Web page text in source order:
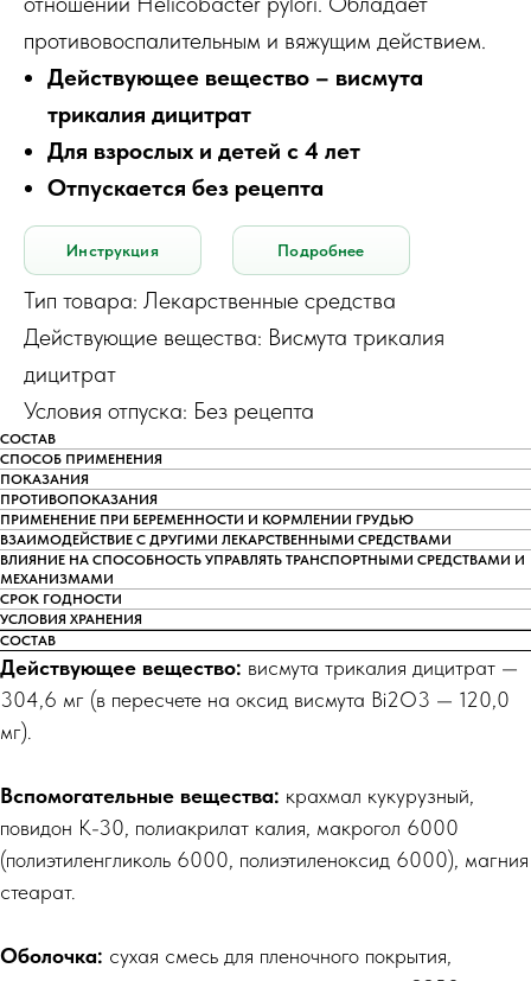
противовоспалительным и вяжущим действием.
Действующее вещество – висмута
трикалия дицитрат
Для взрослых и детей с 4 лет
Отпускается без рецепта
Инструкция Подробнее
Тип товара: Лекарственные средства
Действующие вещества: Висмута трикалия
дицитрат
Условия отпуска: Без рецепта
СОСТАВ
СПОСОБ ПРИМЕНЕНИЯ
ПОКАЗАНИЯ
ПРОТИВОПОКАЗАНИЯ
ПРИМЕНЕНИЕ ПРИ БЕРЕМЕННОСТИ И КОРМЛЕНИИ ГРУДЬЮ
ВЗАИМОДЕЙСТВИЕ С ДРУГИМИ ЛЕКАРСТВЕННЫМИ СРЕДСТВАМИ
ВЛИЯНИЕ НА СПОСОБНОСТЬ УПРАВЛЯТЬ ТРАНСПОРТНЫМИ СРЕДСТВАМИ И
МЕХАНИЗМАМИ
СРОК ГОДНОСТИ
УСЛОВИЯ ХРАНЕНИЯ
СОСТАВ
Действующее вещество: висмута трикалия дицитрат —
304,6 мг (в пересчете на оксид висмута Bi2O3 — 120,0
мг).
Вспомогательные вещества: крахмал кукурузный,
повидон К-30, полиакрилат калия, макрогол 6000
(полиэтиленгликоль 6000, полиэтиленоксид 6000), магния
стеарат.
Оболочка: сухая смесь для пленочного покрытия,